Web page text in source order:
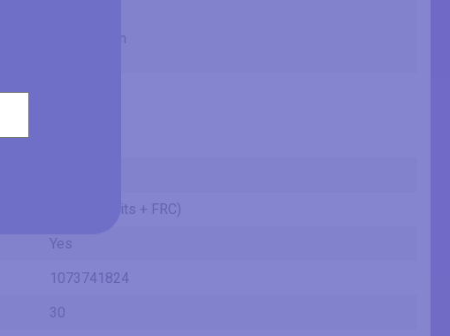
1095.84 mm
10 bits (8 bits + FRC)
Yes
1073741824
30